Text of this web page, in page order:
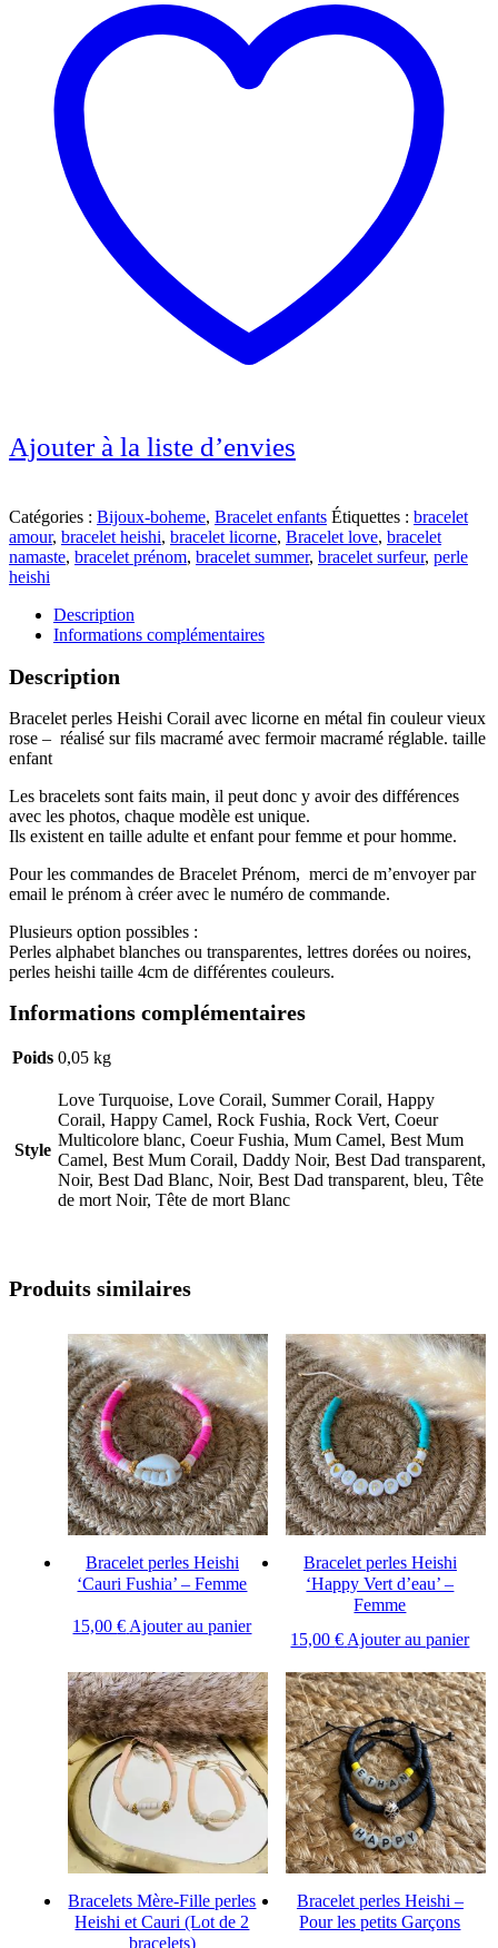
Ajouter à la liste d’envies
Catégories : Bijoux-boheme, Bracelet enfants Étiquettes : bracelet
amour, bracelet heishi, bracelet licorne, Bracelet love, bracelet
namaste, bracelet prénom, bracelet summer, bracelet surfeur, perle
heishi
Description
Informations complémentaires
Description
Bracelet perles Heishi Corail avec licorne en métal fin couleur vieux
rose – réalisé sur fils macramé avec fermoir macramé réglable. taille
enfant
Les bracelets sont faits main, il peut donc y avoir des différences
avec les photos, chaque modèle est unique.
Ils existent en taille adulte et enfant pour femme et pour homme.
Pour les commandes de Bracelet Prénom, merci de m’envoyer par
email le prénom à créer avec le numéro de commande.
Plusieurs option possibles :
Perles alphabet blanches ou transparentes, lettres dorées ou noires,
perles heishi taille 4cm de différentes couleurs.
Informations complémentaires
Poids 0,05 kg
Style
Love Turquoise, Love Corail, Summer Corail, Happy
Corail, Happy Camel, Rock Fushia, Rock Vert, Coeur
Multicolore blanc, Coeur Fushia, Mum Camel, Best Mum
Camel, Best Mum Corail, Daddy Noir, Best Dad transparent,
Noir, Best Dad Blanc, Noir, Best Dad transparent, bleu, Tête
de mort Noir, Tête de mort Blanc
Produits similaires
Bracelet perles Heishi
‘Cauri Fushia’ – Femme
15,00€ Ajouter au panier
Bracelet perles Heishi
‘Happy Vert d’eau’ –
Femme
15,00€ Ajouter au panier
Bracelets Mère-Fille perles
Heishi et Cauri (Lot de 2
bracelets)
Bracelet perles Heishi –
Pour les petits Garçons